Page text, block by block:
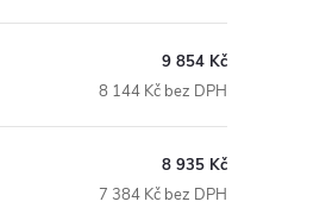
9 854 Kč
8 144 Kč bez DPH
8 935 Kč
7 384 Kč bez DPH